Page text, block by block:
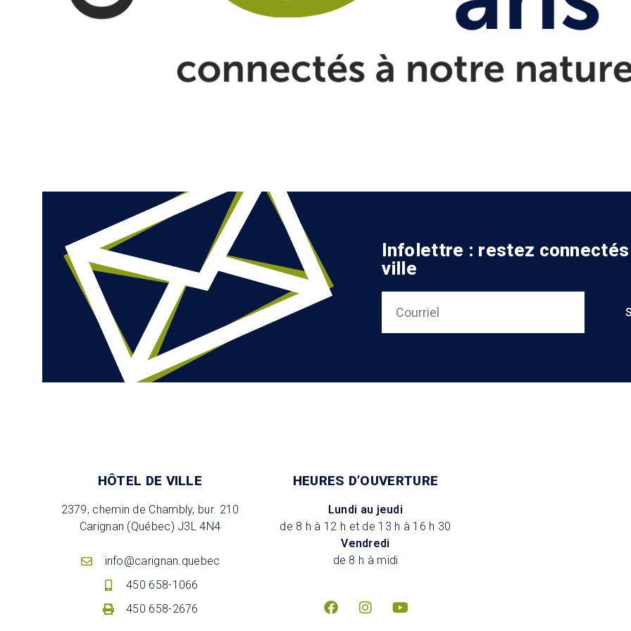
Infolettre : restez
ville
HÔTEL DE VILLE
2379, chemin de Chambly, bur. 210
Carignan (Québec) J3L 4N4
info@carignan.quebec
450 658-1066
450 658-2676
HEURES D’OUVERTURE
Lundi au jeudi
de 8 h à 12 h et de 13 h à 16 h 30
Vendredi
de 8 h à midi